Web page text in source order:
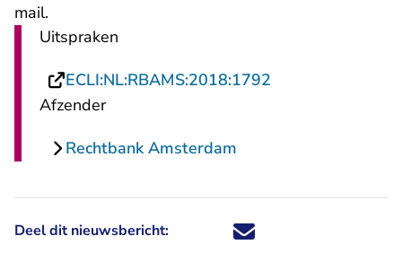
mail- U verlaat Rechtspraak.nl
.
Uitspraken
ECLI:NL:RBAMS:2018:1792
Afzender
Rechtbank Amsterdam
Deel dit nieuwsbericht: Deel dit nieuwsbericht via X -
Deel dit nieuwsbericht via
Deel dit nieuwsbericht
Deel dit